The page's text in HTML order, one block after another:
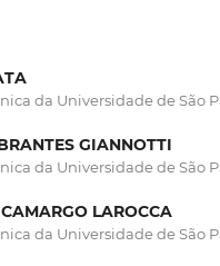
da Universidade de São
GIANNOTTI
da Universidade de São
LAROCCA
da Universidade de São